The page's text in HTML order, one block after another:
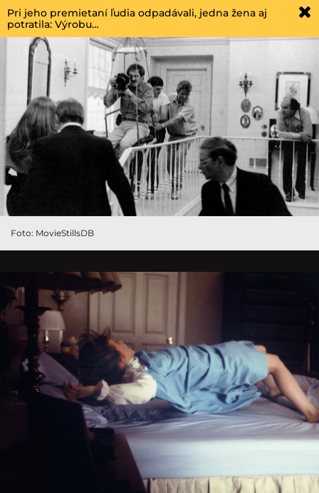
Pri jeho premietaní ľudia odpadávali, jedna žena aj
potratila: Výrobu…
Foto: MovieStillsDB